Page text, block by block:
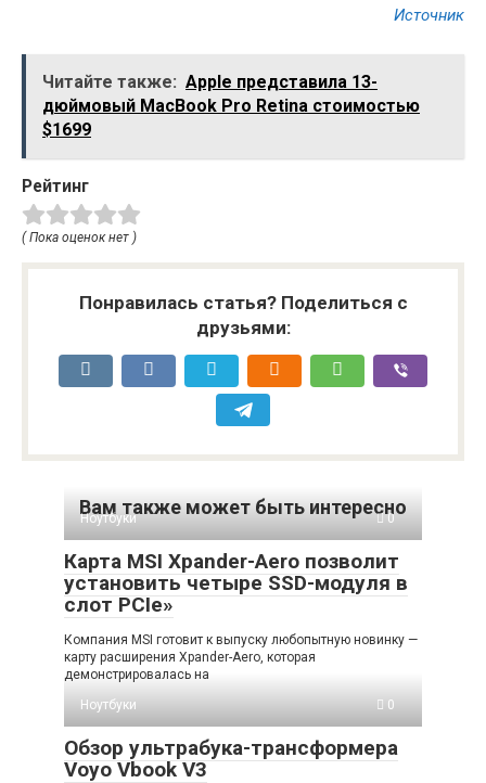
Источник
Читайте также: Apple представила 13-
дюймовый MacBook Pro Retina стоимостью
$1699
Рейтинг
( Пока оценок нет )
Понравилась статья? Поделиться с
друзьями:
Вам также может быть интересно
Ноутбуки 0
Карта MSI Xpander-Aero позволит
установить четыре SSD-модуля в
слот PCIe»
Компания MSI готовит к выпуску любопытную новинку —
карту расширения Xpander-Aero, которая
демонстрировалась на
Ноутбуки
0
Обзор ультрабука-трансформера
Voyo Vbook V3